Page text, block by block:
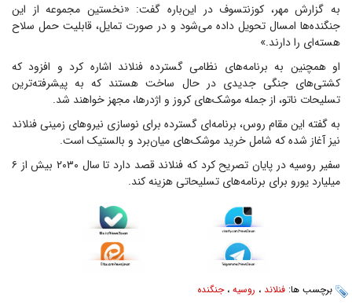
به گزارش مهر، کوزنتسوف در این‌باره گفت: «نخستین مجموعه از این
جنگنده‌ها امسال تحویل داده می‌شود و در صورت تمایل، قابلیت حمل سلاح
هسته‌ای را دارند.»
او همچنین به برنامه‌های نظامی گسترده فنلاند اشاره کرد و افزود که
کشتی‌های جنگی جدیدی در حال ساخت هستند که به پیشرفته‌ترین
تسلیحات ناتو، از جمله موشک‌های کروز و اژدرها، مجهز خواهند شد.
به گفته این مقام روس، برنامه‌ای گسترده برای نوسازی نیرو‌های زمینی فنلاند
نیز آغاز شده که شامل خرید موشک‌های میان‌برد و بالستیک است.
سفیر روسیه در پایان تصریح کرد که فنلاند قصد دارد تا سال ۲۰۳۰ بیش از ۶
میلیارد یورو برای برنامه‌های تسلیحاتی هزینه کند.
برچسب ها: فنلاند ، روسیه ،جنگنده